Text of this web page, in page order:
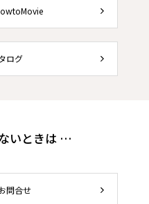
ログ
いときは …
問合せ